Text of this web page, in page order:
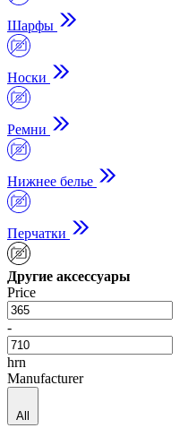
Шарфы
Носки
Ремни
Нижнее белье
Перчатки
Другие аксессуары
Price
-
hrn
Manufacturer
All